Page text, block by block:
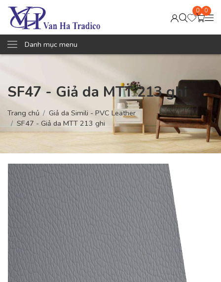
0 0
Danh mục menu
SF47 - Giả da MTT 213 ghi
Trang chủ
Giả da Simili - PVC Leather
SF47 - Giả da MTT 213 ghi